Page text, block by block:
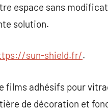
espace sans
solution.
sun-shield.fr/.
films adhésifs pour
de décoration et